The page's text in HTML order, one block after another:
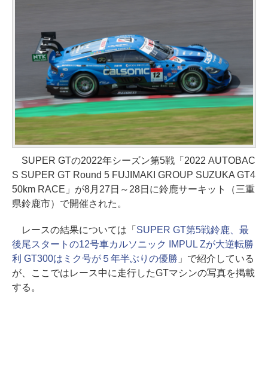
SUPER GTの2022年シーズン第5戦「2022 AUTOBAC
S SUPER GT Round 5 FUJIMAKI GROUP SUZUKA GT4
50km RACE」が8月27日～28日に鈴鹿サーキット（三重
県鈴鹿市）で開催された。
レースの結果については「 SUPER GT第5戦鈴鹿、最
後尾スタートの12号車カルソニック IMPUL Zが大逆転勝
利 GT300はミク号が５年半ぶりの優勝 」で紹介している
が、ここではレース中に走行したGTマシンの写真を掲載
する。